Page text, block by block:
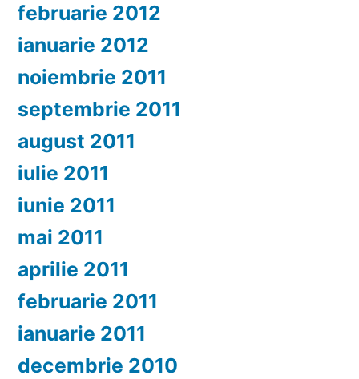
februarie 2012
ianuarie 2012
noiembrie 2011
septembrie 2011
august 2011
iulie 2011
iunie 2011
mai 2011
aprilie 2011
februarie 2011
ianuarie 2011
decembrie 2010